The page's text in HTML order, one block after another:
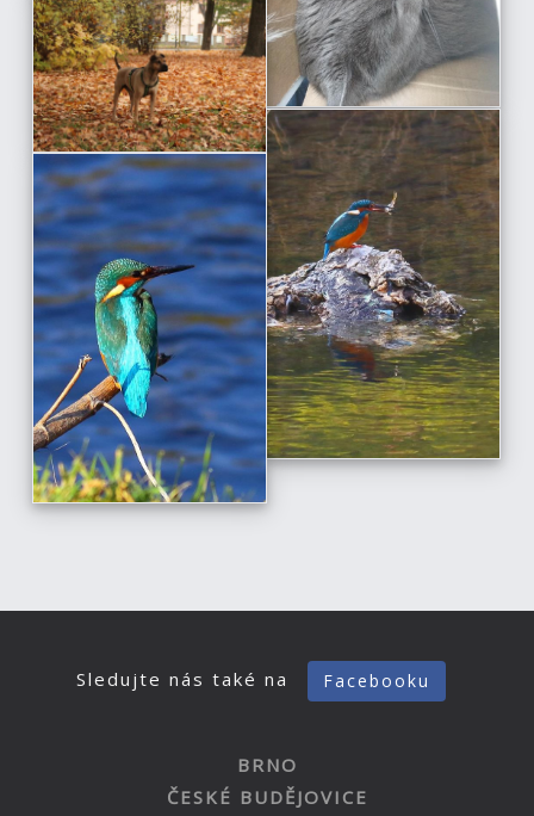
Sledujte nás také na Facebooku
BRNO
ČESKÉ BUDĚJOVICE